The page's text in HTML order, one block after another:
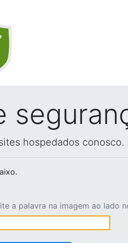
hospedados conosco.
a palavra na imagem ao lado